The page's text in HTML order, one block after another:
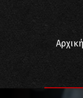
Αρχική
Tης